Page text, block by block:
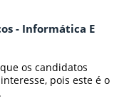
- Informática E
os candidatos
pois este é o